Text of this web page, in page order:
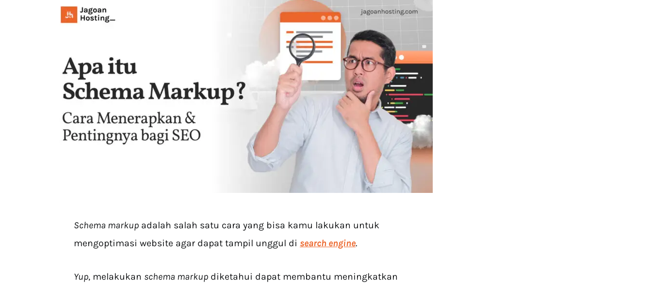
Schema markup adalah salah satu cara yang bisa kamu lakukan untuk
mengoptimasi website agar dapat tampil unggul di search engine.
Yup, melakukan schema markup diketahui dapat membantu meningkatkan